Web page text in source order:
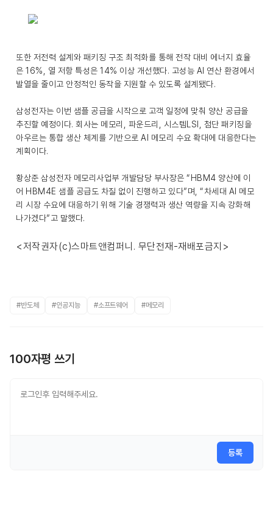
또한 저전력 설계와 패키징 구조 최적화를 통해 전작 대비 에너지 효율
은 16%, 열 저항 특성은 14% 이상 개선했다. 고성능 AI 연산 환경에서
발열을 줄이고 안정적인 동작을 지원할 수 있도록 설계됐다.
삼성전자는 이번 샘플 공급을 시작으로 고객 일정에 맞춰 양산 공급을
추진할 예정이다. 회사는 메모리, 파운드리, 시스템LSI, 첨단 패키징을
아우르는 통합 생산 체계를 기반으로 AI 메모리 수요 확대에 대응한다는
계획이다.
황상준 삼성전자 메모리사업부 개발담당 부사장은 “HBM4 양산에 이
어 HBM4E 샘플 공급도 차질 없이 진행하고 있다”며, “차세대 AI 메모
리 시장 수요에 대응하기 위해 기술 경쟁력과 생산 역량을 지속 강화해
나가겠다”고 말했다.
<저작권자(c)스마트앤컴퍼니. 무단전재-재배포금지>
#반도체 #인공지능 #소프트웨어 #메모리
100자평 쓰기
등록